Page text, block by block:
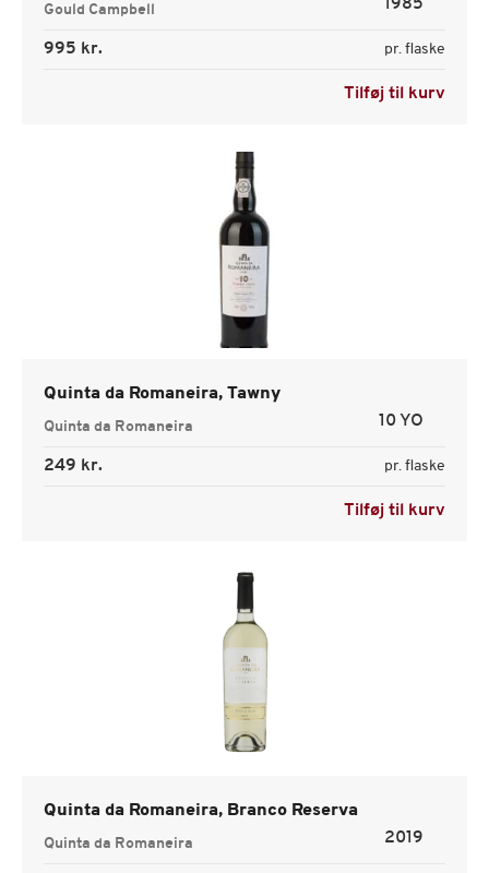
Gould Campbell 1985
995 kr. pr. flaske
Tilføj til kurv
Quinta da Romaneira, Tawny
Quinta da Romaneira 10 YO
249 kr. pr. flaske
Tilføj til kurv
Quinta da Romaneira, Branco Reserva
Quinta da Romaneira 2019